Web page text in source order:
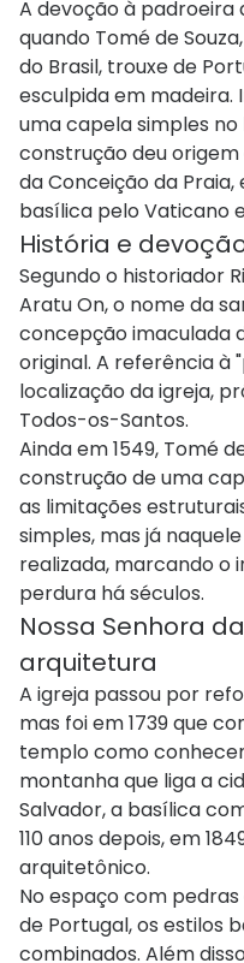
A devoção à padroeira
quando Tomé de
do Brasil, trouxe de
esculpida em
uma capela simples
construção deu origem
da Conceição da
basílica pelo Vaticano
História e
Segundo o historiador
Aratu On, o nome da
concepção imaculada
original. A referência à
localização da igreja,
Todos-os-Santos.
Ainda em 1549, Tomé
construção de uma
as limitações
simples, mas já
realizada, marcando o
perdura há séculos.
Nossa Senhora
arquitetura
A igreja passou por
mas foi em 1739 que
templo como
montanha que liga a
Salvador, a basílica
110 anos depois, em
arquitetônico.
No espaço com
de Portugal, os estilos
combinados. Além